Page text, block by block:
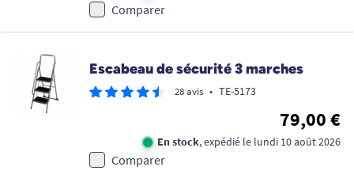
Comparer
Escabeau de sécurité 3 marches
28 avis • TE-5173
79,00 €
En stock, expédié le lundi 10 août 2026
Comparer